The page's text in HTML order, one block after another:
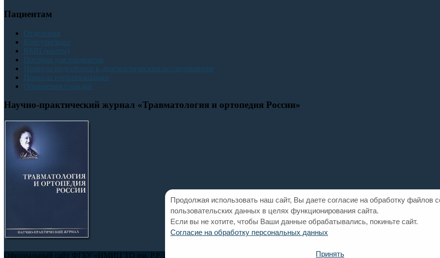
Пациентам
Отделения
Консультации
ВМП (квоты)
Пособия для пациентов
Правила подготовки к диагностическим исследованиям
Правила госпитализации
Обращения граждан
Научно-практический журнал «Травматология и ортопедия России»
Официальный сайт ФГБУ «НМИЦ ТО им. Р.Р. Вредена» Минздрава России
Продолжая использовать наш сайт, Вы даете согласие на обработку файлов
пользовательских данных в целях функционирования сайта.
Если вы не хотите, чтобы Ваши данные обрабатывались, покиньте сайт.
Согласие на обработку персональных данных
Принять